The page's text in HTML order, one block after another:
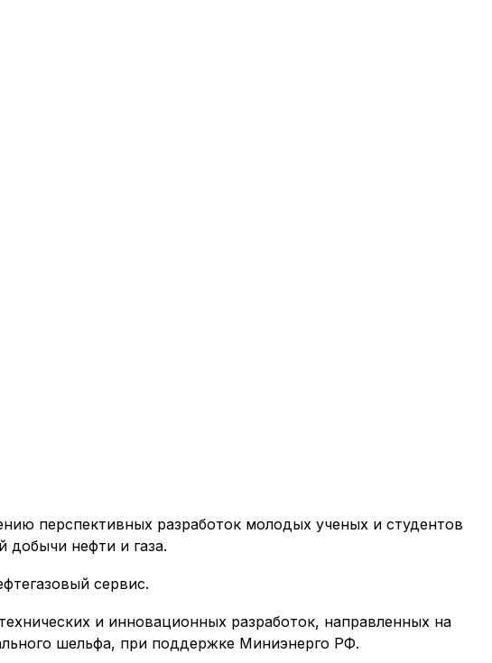
перспективных разработок молодых ученых и студентов
добычи нефти и газа.
сервис.
и инновационных разработок, направленных на
шельфа, при поддержке Миниэнерго РФ.